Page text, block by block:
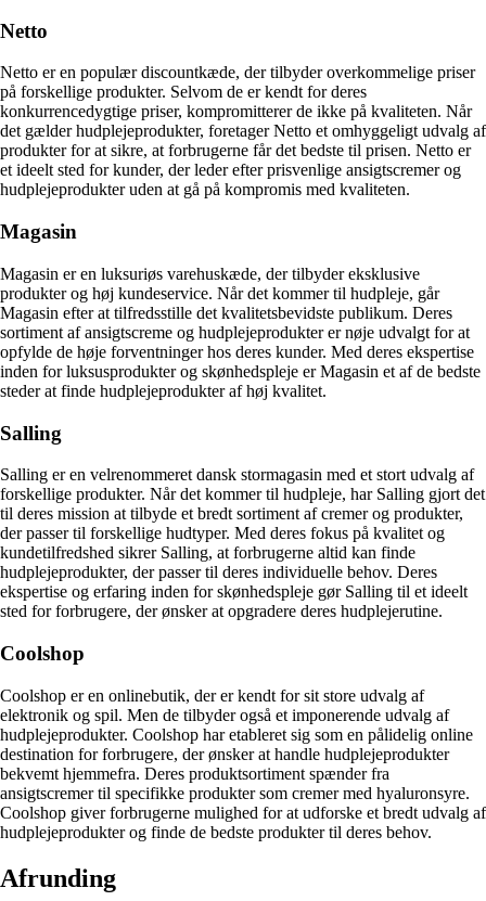
Netto
Netto er en populær discountkæde, der tilbyder overkommelige priser
på forskellige produkter. Selvom de er kendt for deres
konkurrencedygtige priser, kompromitterer de ikke på kvaliteten. Når
det gælder hudplejeprodukter, foretager Netto et omhyggeligt udvalg af
produkter for at sikre, at forbrugerne får det bedste til prisen. Netto er
et ideelt sted for kunder, der leder efter prisvenlige ansigtscremer og
hudplejeprodukter uden at gå på kompromis med kvaliteten.
Magasin
Magasin er en luksuriøs varehuskæde, der tilbyder eksklusive
produkter og høj kundeservice. Når det kommer til hudpleje, går
Magasin efter at tilfredsstille det kvalitetsbevidste publikum. Deres
sortiment af ansigtscreme og hudplejeprodukter er nøje udvalgt for at
opfylde de høje forventninger hos deres kunder. Med deres ekspertise
inden for luksusprodukter og skønhedspleje er Magasin et af de bedste
steder at finde hudplejeprodukter af høj kvalitet.
Salling
Salling er en velrenommeret dansk stormagasin med et stort udvalg af
forskellige produkter. Når det kommer til hudpleje, har Salling gjort det
til deres mission at tilbyde et bredt sortiment af cremer og produkter,
der passer til forskellige hudtyper. Med deres fokus på kvalitet og
kundetilfredshed sikrer Salling, at forbrugerne altid kan finde
hudplejeprodukter, der passer til deres individuelle behov. Deres
ekspertise og erfaring inden for skønhedspleje gør Salling til et ideelt
sted for forbrugere, der ønsker at opgradere deres hudplejerutine.
Coolshop
Coolshop er en onlinebutik, der er kendt for sit store udvalg af
elektronik og spil. Men de tilbyder også et imponerende udvalg af
hudplejeprodukter. Coolshop har etableret sig som en pålidelig online
destination for forbrugere, der ønsker at handle hudplejeprodukter
bekvemt hjemmefra. Deres produktsortiment spænder fra
ansigtscremer til specifikke produkter som cremer med hyaluronsyre.
Coolshop giver forbrugerne mulighed for at udforske et bredt udvalg af
hudplejeprodukter og finde de bedste produkter til deres behov.
Afrunding